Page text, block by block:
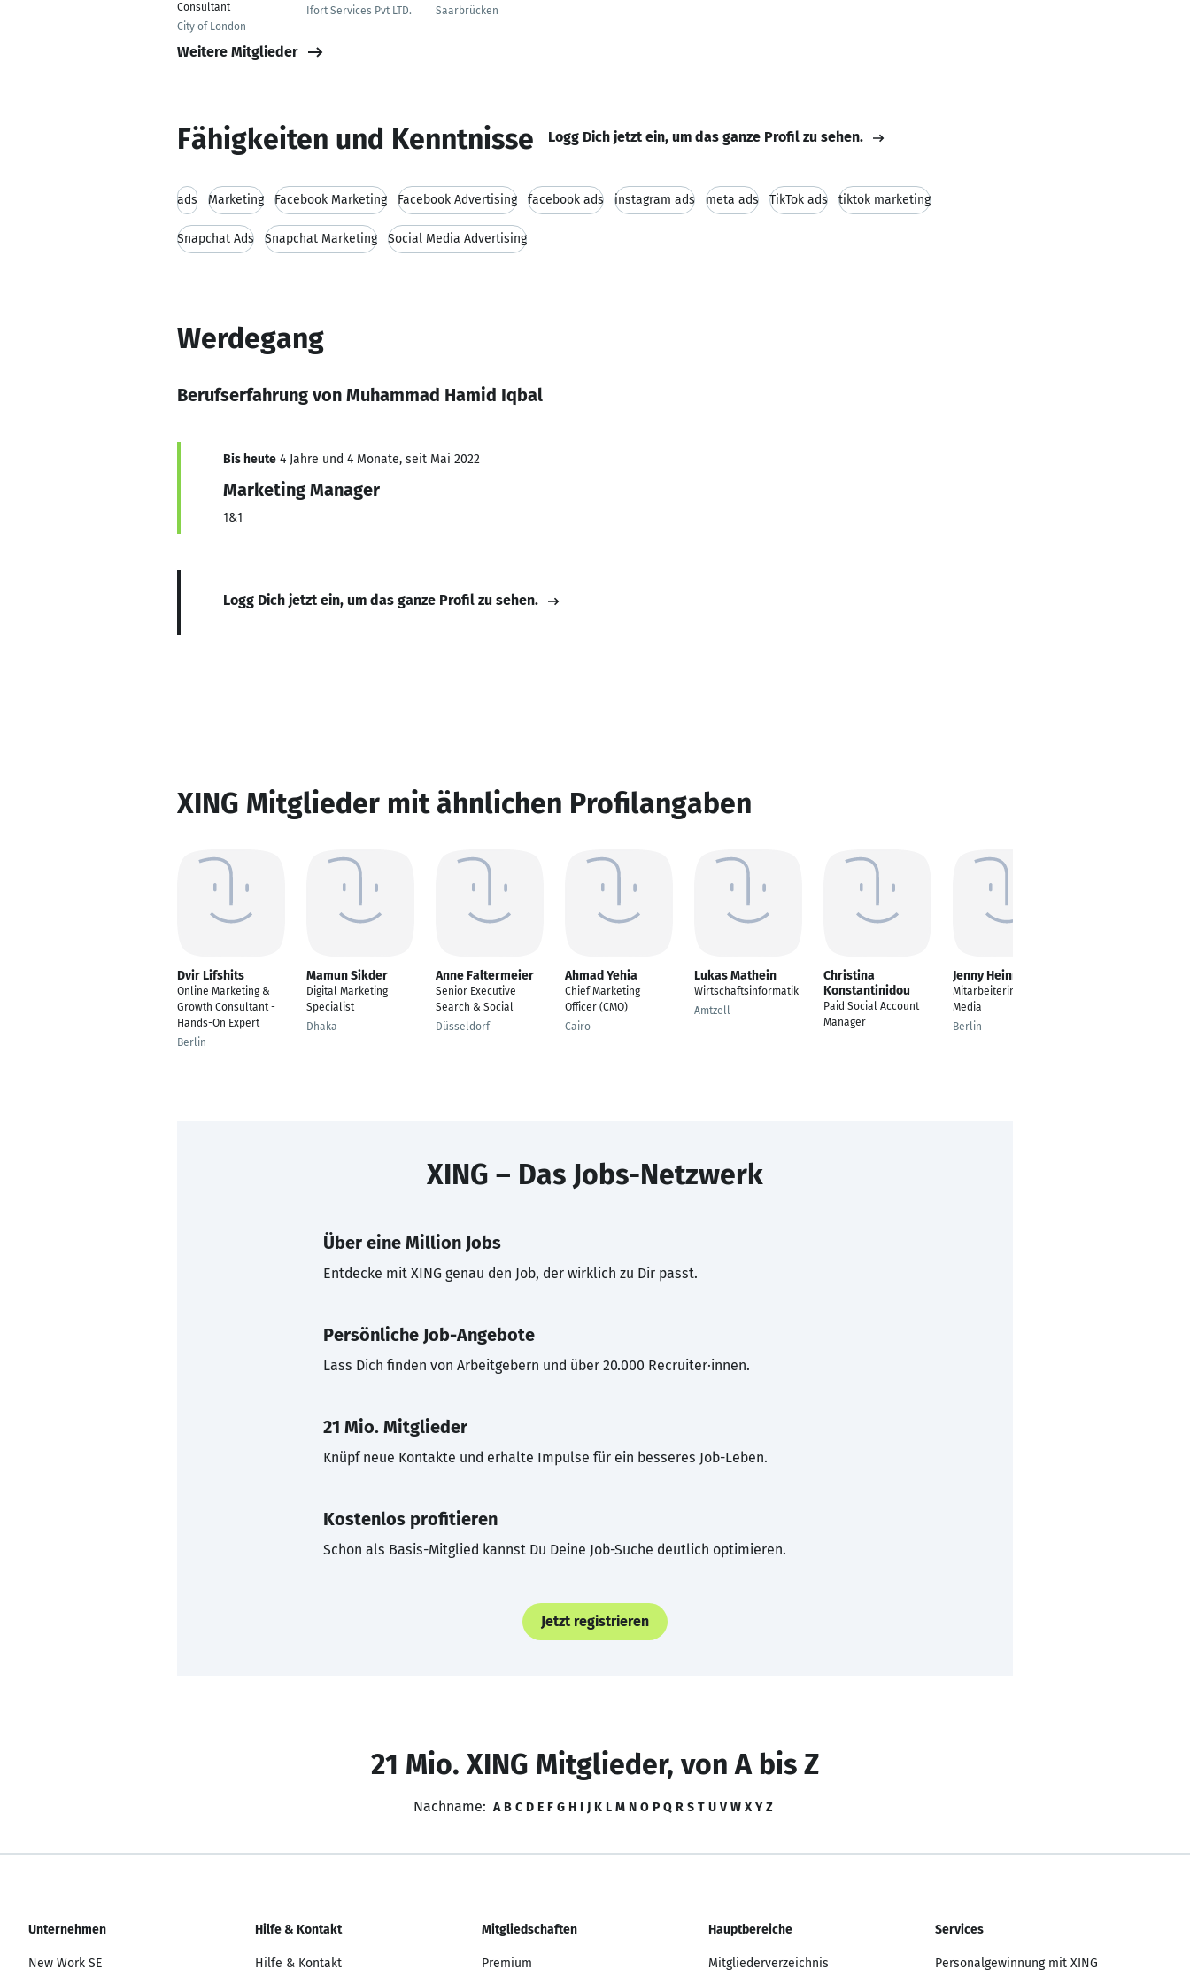
Consultant
City of London
Ifort Services Pvt LTD. Saarbrücken
Weitere Mitglieder
Fähigkeiten und Kenntnisse Logg Dich jetzt ein, um das ganze Profil zu sehen.
ads Marketing Facebook Marketing Facebook Advertising facebook ads instagram ads meta ads TikTok ads tiktok marketing
Snapchat Ads Snapchat Marketing Social Media Advertising
Werdegang
Berufserfahrung von Muhammad Hamid Iqbal
Bis heute 4 Jahre und 4 Monate, seit Mai 2022
Marketing Manager
1&1
Logg Dich jetzt ein, um das ganze Profil zu sehen.
XING Mitglieder mit ähnlichen Profilangaben
Dvir Lifshits
Online Marketing &
Growth Consultant -
Hands-On Expert
Berlin
Mamun Sikder
Digital Marketing
Specialist
Dhaka
Anne Faltermeier
Senior Executive
Search & Social
Düsseldorf
Ahmad Yehia
Chief Marketing
Officer (CMO)
Cairo
Lukas Mathein
Wirtschaftsinformatik
Amtzell
Christina
Konstantinidou
Paid Social Account
Manager
Jenny Heinrich
Mitarbeiterin Social
Media
Berlin
XING – Das Jobs-Netzwerk
Über eine Million Jobs
Entdecke mit XING genau den Job, der wirklich zu Dir passt.
Persönliche Job-Angebote
Lass Dich finden von Arbeitgebern und über 20.000 Recruiter·innen.
21 Mio. Mitglieder
Knüpf neue Kontakte und erhalte Impulse für ein besseres Job-Leben.
Kostenlos profitieren
Schon als Basis-Mitglied kannst Du Deine Job-Suche deutlich optimieren.
Jetzt registrieren
21 Mio. XING Mitglieder, von A bis Z
Nachname: A B C D E F G H I J K L M N O P Q R S T U V W X Y Z
Unternehmen
New Work SE
Hilfe & Kontakt
Hilfe & Kontakt
Mitgliedschaften
Premium
Hauptbereiche
Mitgliederverzeichnis
Services
Personalgewinnung mit XING